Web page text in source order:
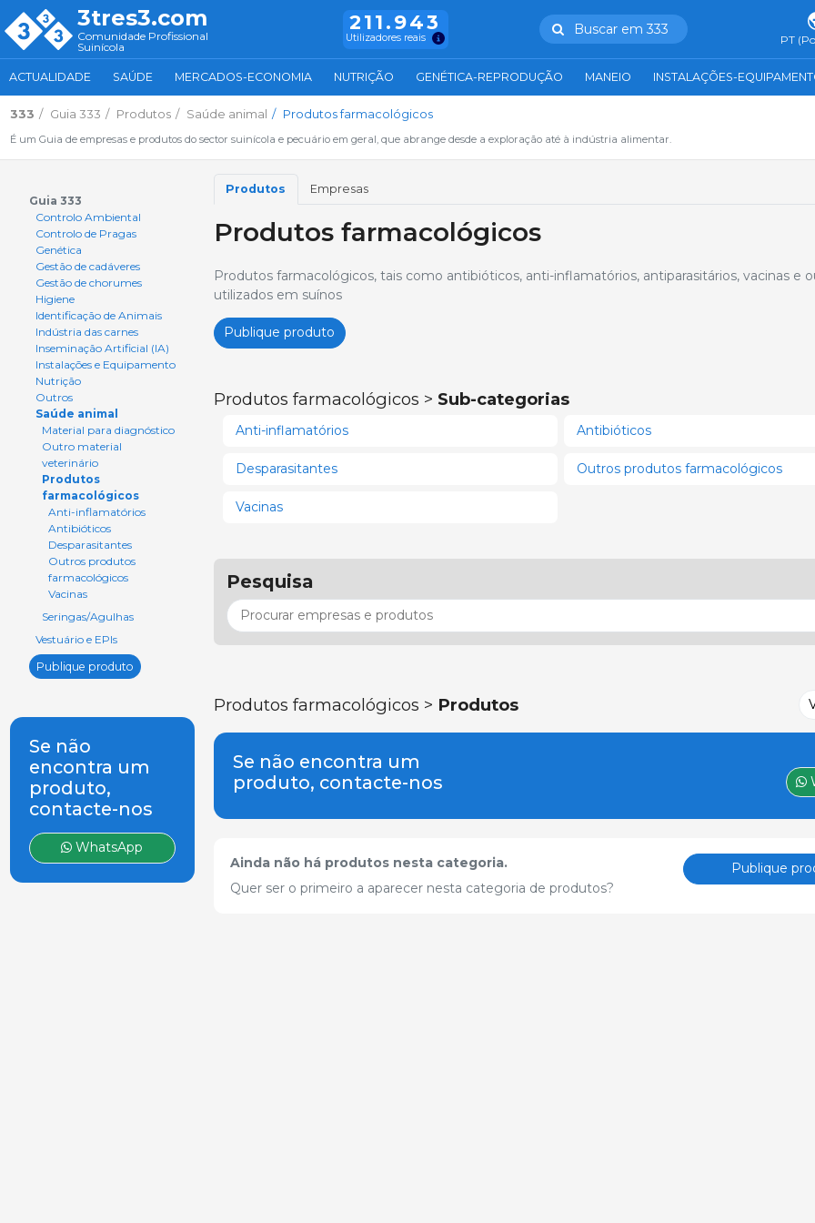
3tres3.com
Comunidade Profissional
Suinícola
211.943
Utilizadores reais
Buscar em 333
PT
ACTUALIDADE SAÚDE MERCADOS-ECONOMIA NUTRIÇÃO GENÉTICA-REPRODUÇÃO MANEIO INSTALAÇÕES-
333 Guia 333 Produtos Saúde animal Produtos farmacológicos
É um Guia de empresas e produtos do sector suinícola e pecuário em geral, que abrange desde a exploração até à indústria alimentar.
Guia 333
Controlo Ambiental
Controlo de Pragas
Genética
Gestão de cadáveres
Gestão de chorumes
Higiene
Identificação de Animais
Indústria das carnes
Inseminação Artificial (IA)
Instalações e Equipamento
Nutrição
Outros
Saúde animal
Material para diagnóstico
Outro material
veterinário
Produtos
farmacológicos
Anti-inflamatórios
Antibióticos
Desparasitantes
Outros produtos
farmacológicos
Vacinas
Seringas/Agulhas
Vestuário e EPIs
Publique produto
Se não
encontra um
produto,
contacte-nos
WhatsApp
Produtos Empresas
Produtos farmacológicos
Produtos farmacológicos, tais como antibióticos, anti-inflamatórios, antiparasitários, vacinas e
utilizados em suínos
Publique produto
Produtos farmacológicos > Sub-categorias
Anti-inflamatórios Antibióticos
Desparasitantes Outros produtos farmacológicos
Vacinas
Pesquisa
Produtos farmacológicos > Produtos
Se não encontra um
produto, contacte-nos
Ainda não há produtos nesta categoria.
Quer ser o primeiro a aparecer nesta categoria de produtos?
Publique